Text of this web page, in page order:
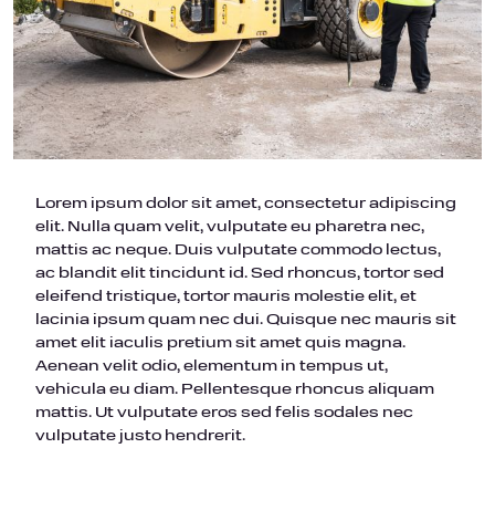
Lorem ipsum dolor sit amet, consectetur adipiscing
elit. Nulla quam velit, vulputate eu pharetra nec,
mattis ac neque. Duis vulputate commodo lectus,
ac blandit elit tincidunt id. Sed rhoncus, tortor sed
eleifend tristique, tortor mauris molestie elit, et
lacinia ipsum quam nec dui. Quisque nec mauris sit
amet elit iaculis pretium sit amet quis magna.
Aenean velit odio, elementum in tempus ut,
vehicula eu diam. Pellentesque rhoncus aliquam
mattis. Ut vulputate eros sed felis sodales nec
vulputate justo hendrerit.